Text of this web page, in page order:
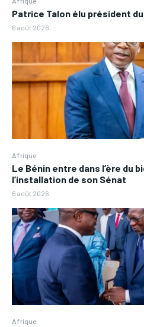
Patrice Talon élu président
6 août 2026
Afrique
Le Bénin entre dans l’ère du
l’installation de son Sénat
6 août 2026
Afrique